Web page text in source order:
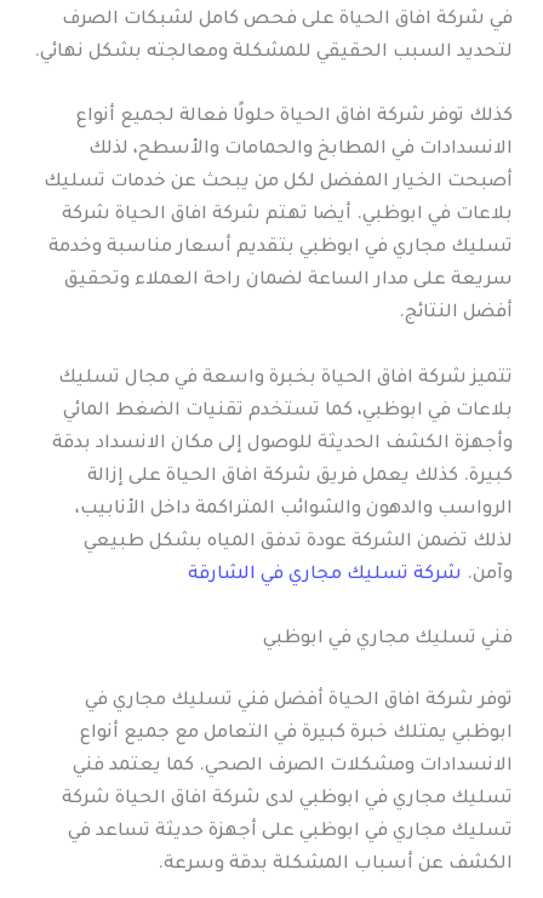
في شركة افاق الحياة على فحص كامل لشبكات الصرف
لتحديد السبب الحقيقي للمشكلة ومعالجته بشكل نهائي.
كذلك توفر شركة افاق الحياة حلولًا فعالة لجميع أنواع
الانسدادات في المطابخ والحمامات والأسطح، لذلك
أصبحت الخيار المفضل لكل من يبحث عن خدمات تسليك
بلاعات في ابوظبي. أيضا تهتم شركة افاق الحياة شركة
تسليك مجاري في ابوظبي بتقديم أسعار مناسبة وخدمة
سريعة على مدار الساعة لضمان راحة العملاء وتحقيق
أفضل النتائج.
تتميز شركة افاق الحياة بخبرة واسعة في مجال تسليك
بلاعات في ابوظبي، كما تستخدم تقنيات الضغط المائي
وأجهزة الكشف الحديثة للوصول إلى مكان الانسداد بدقة
كبيرة. كذلك يعمل فريق شركة افاق الحياة على إزالة
الرواسب والدهون والشوائب المتراكمة داخل الأنابيب،
لذلك تضمن الشركة عودة تدفق المياه بشكل طبيعي
وآمن. شركة تسليك مجاري في الشارقة
فني تسليك مجاري في ابوظبي
توفر شركة افاق الحياة أفضل فني تسليك مجاري في
ابوظبي يمتلك خبرة كبيرة في التعامل مع جميع أنواع
الانسدادات ومشكلات الصرف الصحي. كما يعتمد فني
تسليك مجاري في ابوظبي لدى شركة افاق الحياة شركة
تسليك مجاري في ابوظبي على أجهزة حديثة تساعد في
الكشف عن أسباب المشكلة بدقة وسرعة.